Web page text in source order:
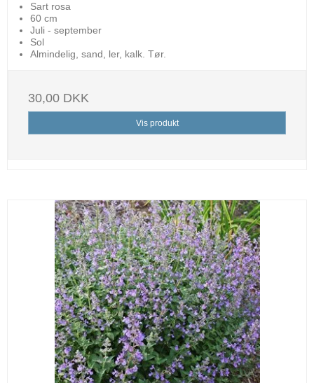
Sart rosa
60 cm
Juli - september
Sol
Almindelig, sand, ler, kalk. Tør.
30,00 DKK
Vis produkt